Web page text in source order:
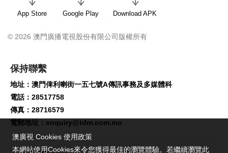
App Store Google Play Download APK
© 2026 澳門廣播電視股份有限公司版權所有
保持聯繫
地址：澳門俾利喇街一五七號A傳訊事務及多媒體科
電話：28517758
傳真：28716579
電郵地址： enquiry@tdm.com.mo
澳廣視 Cookies 使用政策
本網站使用Cookies來令您獲得最佳的瀏覽體驗。若繼續瀏覽此